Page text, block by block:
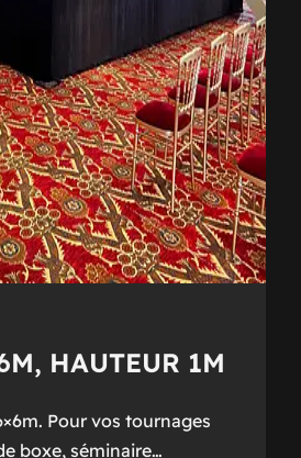
HAUTEUR 1M
m. Pour vos tournages
boxe, séminaire…